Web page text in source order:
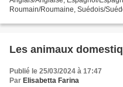
Roumain/Roumaine, Suédois/
Les animaux
Publié le 25/03/2024 à 17:47
Par Elisabetta Farina